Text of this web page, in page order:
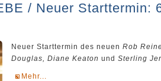
/ Neuer Starttermin:
Neuer Starttermin des neuen Rob
Douglas, Diane Keaton und Sterling
Mehr...